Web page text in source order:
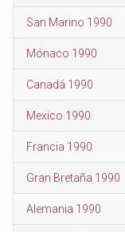
San Marino 1990
Mónaco 1990
Canadá 1990
Mexico 1990
Francia 1990
Gran Bretaña 1990
Alemania 1990